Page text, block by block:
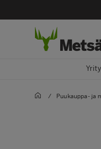
/ Puukauppa- ja